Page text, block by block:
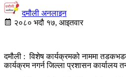
दमौली अनलाइन
२०८० भदौ १७, आइतवार
दमौली : विशेष कार्यक्रमको नाममा
कार्यक्रम नगर्न जिल्ला प्रशासन